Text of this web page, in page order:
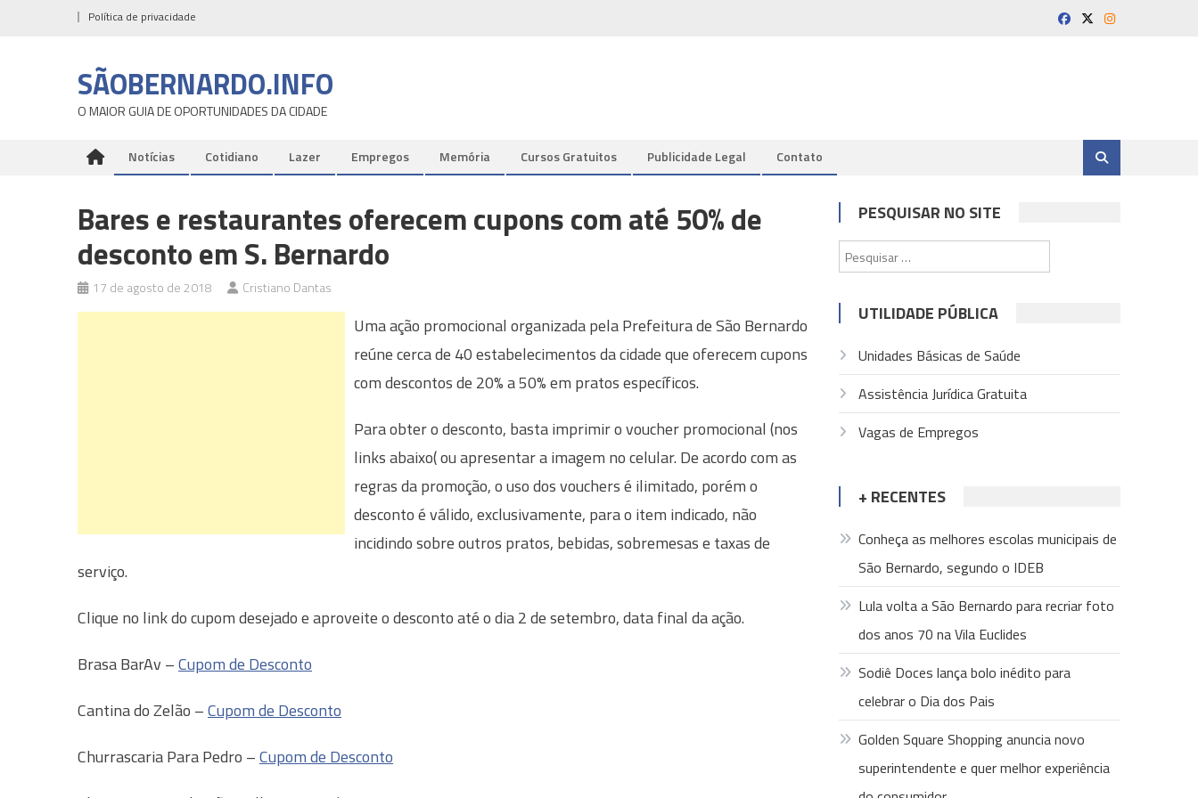
Política de privacidade
SÃOBERNARDO.INFO
O MAIOR GUIA DE OPORTUNIDADES DA CIDADE
Notícias Cotidiano Lazer Empregos Memória Cursos Gratuitos Publicidade Legal Contato
Bares e restaurantes oferecem cupons com até 50% de
desconto em S. Bernardo
17 de agosto de 2018 Cristiano Dantas
Uma ação promocional organizada pela Prefeitura de São Bernardo
reúne cerca de 40 estabelecimentos da cidade que oferecem cupons
com descontos de 20% a 50% em pratos específicos.
Para obter o desconto, basta imprimir o voucher promocional (nos
links abaixo( ou apresentar a imagem no celular. De acordo com as
regras da promoção, o uso dos vouchers é ilimitado, porém o
desconto é válido, exclusivamente, para o item indicado, não
incidindo sobre outros pratos, bebidas, sobremesas e taxas de
serviço.
Clique no link do cupom desejado e aproveite o desconto até o dia 2 de setembro, data final da ação.
Brasa BarAv –Cupom de Desconto
Cantina do Zelão –Cupom de Desconto
Churrascaria Para Pedro –Cupom de Desconto
PESQUISAR NO SITE
por:
UTILIDADE PÚBLICA
Unidades Básicas de Saúde
Assistência Jurídica Gratuita
Vagas de Empregos
+ RECENTES
Conheça as melhores escolas municipais de
São Bernardo, segundo o IDEB
Lula volta a São Bernardo para recriar foto
dos anos 70 na Vila Euclides
Sodiê Doces lança bolo inédito para
celebrar o Dia dos Pais
Golden Square Shopping anuncia novo
superintendente e quer melhor experiência